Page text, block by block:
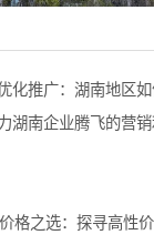
化推广：湖南地区
湖南企业腾飞的营
格之选：探寻高性